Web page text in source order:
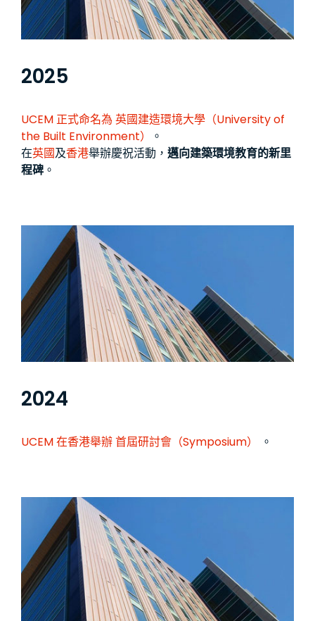
2025
UCEM 正式命名為 英國建造環境大學（University of
the Built Environment）
。
在英國及香港舉辦慶祝活動， 邁向建築環境教育的新里
程碑 。
2024
UCEM 在香港舉辦首屆研討會（Symposium） 。